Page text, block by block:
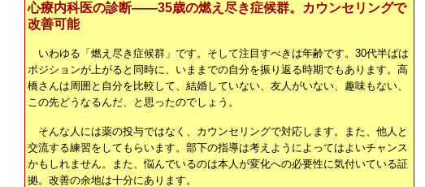
心療内科医の診断――35歳の燃え尽き症候群。カウンセリングで
改善可能
いわゆる「燃え尽き症候群」です。そして注目すべきは年齢です。30代半ばは
ポジションが上がると同時に、いままでの自分を振り返る時期でもあります。高
橋さんは周囲と自分を比較して、結婚していない、友人がいない、趣味もない、
この先どうなるんだ、と思ったのでしょう。
そんな人には薬の投与ではなく、カウンセリングで対応します。また、他人と
交流する練習をしてもらいます。部下の指導は考えようによってはよいチャンス
かもしれません。また、悩んでいるのは本人が変化への必要性に気付いている証
拠。改善の余地は十分にあります。